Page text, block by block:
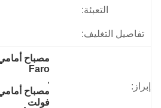
التعبئة:
تفاصيل التغليف:
إبراز:
Faro
,
فولت